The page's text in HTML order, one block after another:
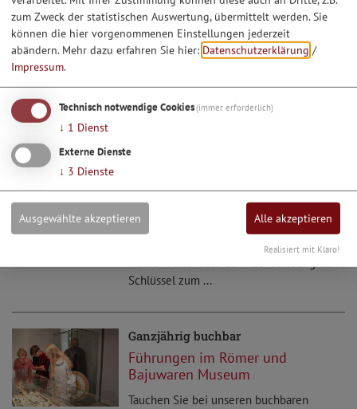
1 2 3 4
Buchbare Veranstaltungen
Escape Room im Römer und
Bajuwaren Museum
Römern nicht fremd, Rätsel und
Caesar hatte ein eigenes
Verschlüsselungssystem. Unsere
Besatzung des Limesturms befindet sich
auf Patrouille in den germansichen
Wäldern und muss der Wachablösung den
Schlüssel zum ...
Ganzjährig buchbar
Führungen im Römer und
Bajuwaren Museum
Tauchen Sie bei unseren buchbaren
zum Zweck der statistischen Auswertung, übermittelt werden. Sie
können die hier vorgenommenen Einstellungen jederzeit
abändern. Mehr dazu erfahren Sie hier: Datenschutzerklärung /
Impressum.
Technisch notwendige Cookies(immer erforderlich)
↓ 1 Dienst
Externe Dienste
↓ 3 Dienste
Ausgewählte akzeptieren Alle akzeptieren
Realisiert mit Klaro!